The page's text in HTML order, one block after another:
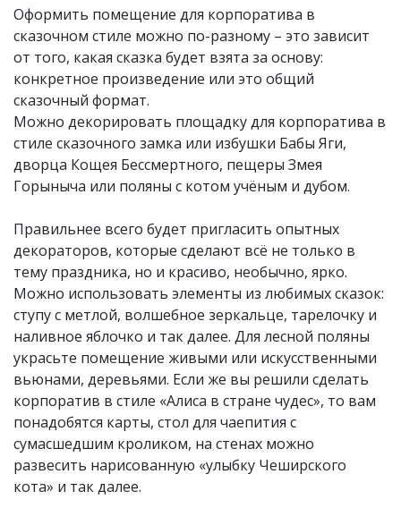
Оформить помещение для корпоратива в
сказочном стиле можно по-разному – это зависит
от того, какая сказка будет взята за основу:
конкретное произведение или это общий
сказочный формат.
Можно декорировать площадку для корпоратива в
стиле сказочного замка или избушки Бабы Яги,
дворца Кощея Бессмертного, пещеры Змея
Горыныча или поляны с котом учёным и дубом.
Правильнее всего будет пригласить опытных
декораторов, которые сделают всё не только в
тему праздника, но и красиво, необычно, ярко.
Можно использовать элементы из любимых сказок:
ступу с метлой, волшебное зеркальце, тарелочку и
наливное яблочко и так далее. Для лесной поляны
украсьте помещение живыми или искусственными
вьюнами, деревьями. Если же вы решили сделать
корпоратив в стиле «Алиса в стране чудес», то вам
понадобятся карты, стол для чаепития с
сумасшедшим кроликом, на стенах можно
развесить нарисованную «улыбку Чеширского
кота» и так далее.